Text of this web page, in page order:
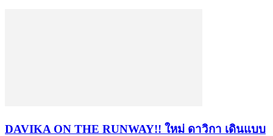
DAVIKA ON THE RUNWAY!! ใหม่ ดาวิกา เดินแบบ